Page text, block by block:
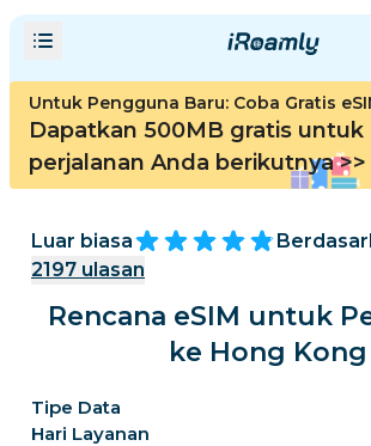
Untuk Pengguna Baru: Coba Gratis
Dapatkan 500MB gratis untuk
perjalanan Anda berikutnya>>
Luar biasa
2197 ulasan
Rencana eSIM untuk
ke Hong Kong
Tipe Data
Hari Layanan